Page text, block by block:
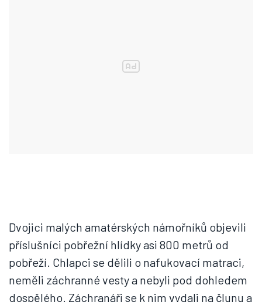
Dvojici malých amatérských námořníků objevili
příslušníci pobřežní hlídky asi 800 metrů od
pobřeží. Chlapci se dělili o nafukovací matraci,
neměli záchranné vesty a nebyli pod dohledem
dospělého. Záchranáři se k nim vydali na člunu a